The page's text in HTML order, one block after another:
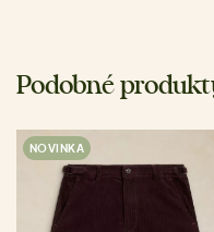
Podobné
NOVINKA